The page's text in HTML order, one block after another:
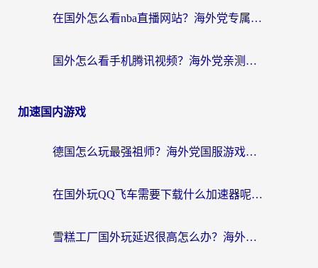
在国外怎么看nba直播网站？海外党专属体育观赛指南，告别地区限制！
国外怎么看手机腾讯视频？海外党亲测有效的追剧加速器选择指南
加速国内游戏
德国怎么玩最强祖师？海外党国服游戏加速器选择全攻略（附宝可梦Online实测）
在国外玩QQ飞车需要下载什么加速器呢？海外党亲测有效的国服游戏加速指南
雪糕工厂国外玩延迟很高怎么办？海外玩家国服游戏加速终极攻略（附实测推荐）